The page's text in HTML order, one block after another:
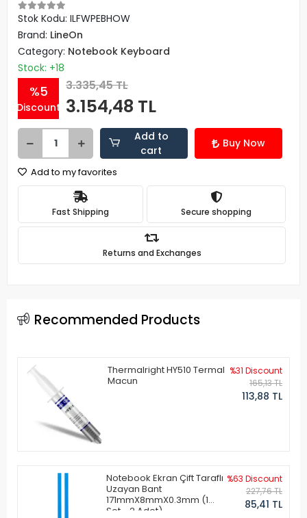
Stok Kodu: ILFWPEBHOW
Brand: LineOn
Category: Notebook Keyboard
Stock: +18
%5
Discount
3.335,45 TL
3.154,48 TL
Add to
cart
Buy Now
Add to my favorites
Fast Shipping Secure shopping
Returns and Exchanges
Recommended Products
Thermalright HY510 Termal
Macun
%31 Discount
165,13 TL
113,88 TL
Notebook Ekran Çift Taraflı
Uzayan Bant
171mmX8mmX0.3mm (1
Set - 2 Adet)
%63 Discount
227,76 TL
85,41 TL